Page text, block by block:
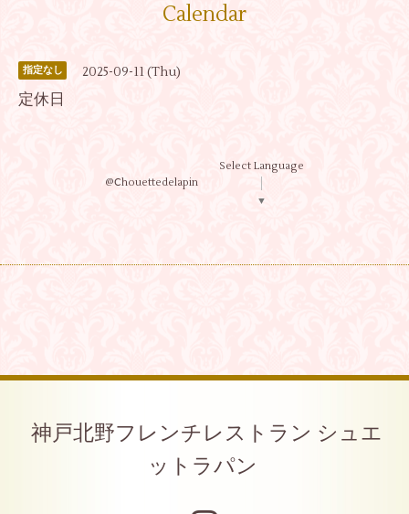
Calendar
指定なし 2025-09-11 (Thu)
定休日
@Ⅽhouettedelapin
Select Language
▼
神戸北野フレンチレストラン シュエ
ットラパン